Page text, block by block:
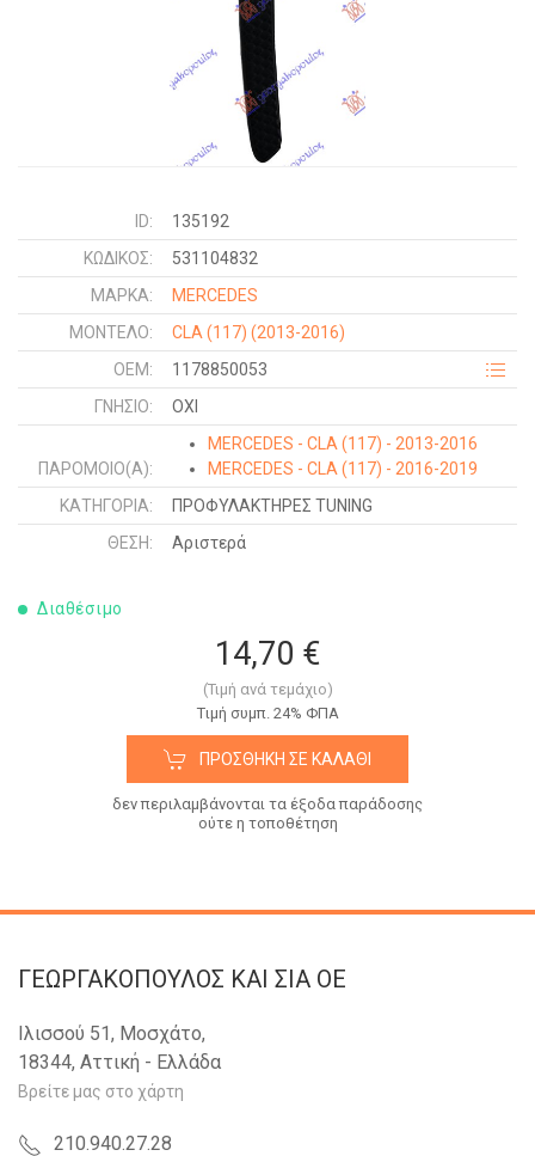
ID:
135192
ΚΩΔΙΚΌΣ:
531104832
ΜΑΡΚΑ:
MERCEDES
ΜΟΝΤΕΛΟ:
CLA (117) (2013-2016)
OEM:
1178850053
ΓΝΉΣΙΟ:
ΟΧΙ
ΠΑΡΌΜΟΙΟ(Α):
MERCEDES - CLA (117) - 2013-2016
MERCEDES - CLA (117) - 2016-2019
ΚΑΤΗΓΟΡΊΑ:
ΠΡΟΦΥΛΑΚΤΗΡΕΣ TUNING
ΘΈΣΗ:
Αριστερά
Διαθέσιμο
14,70 €
(Τιμή ανά τεμάχιο)
Tιμή συμπ. 24% ΦΠΑ
ΠΡΟΣΘΉΚΗ ΣΕ ΚΑΛΆΘΙ
δεν περιλαμβάνονται τα έξοδα παράδοσης
ούτε η τοποθέτηση
ΓΕΩΡΓΑΚΟΠΟΥΛΟΣ KAI ΣΙΑ OE
Ιλισσού 51, Μοσχάτο,
18344, Αττική - Ελλάδα
Βρείτε μας στο χάρτη
210.940.27.28